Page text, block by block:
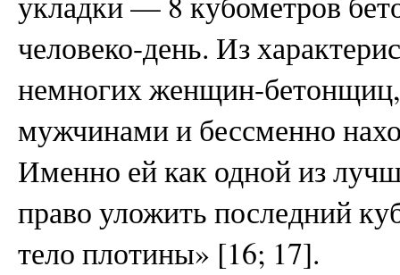
человеко-день. Из
немногих женщин-бетонщиц,
мужчинами и бессменно
Именно ей как одной из
право уложить последний
тело плотины» [16; 17].